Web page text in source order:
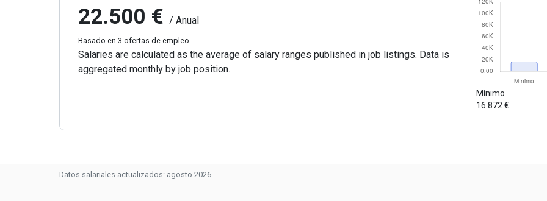
22.500 € / Anual
Basado en 3 ofertas de empleo
Salaries are calculated as the average of salary ranges published in job listings. Data is
aggregated monthly by job position.
Mínimo
16.872 €
Datos salariales actualizados: agosto 2026